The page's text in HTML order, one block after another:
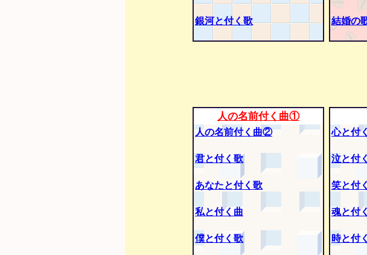
銀河と付く歌 結婚の
人の名前付く曲①
人の名前付く曲②
君と付く歌
あなたと付く歌
私と付く曲
僕と付く歌
心と付
泣と付
笑と付
魂と付
時と付